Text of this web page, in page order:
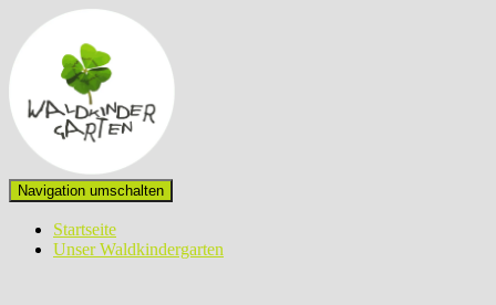
Navigation umschalten
Startseite
Unser Waldkindergarten